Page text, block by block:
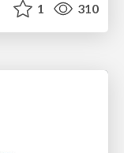
1 310